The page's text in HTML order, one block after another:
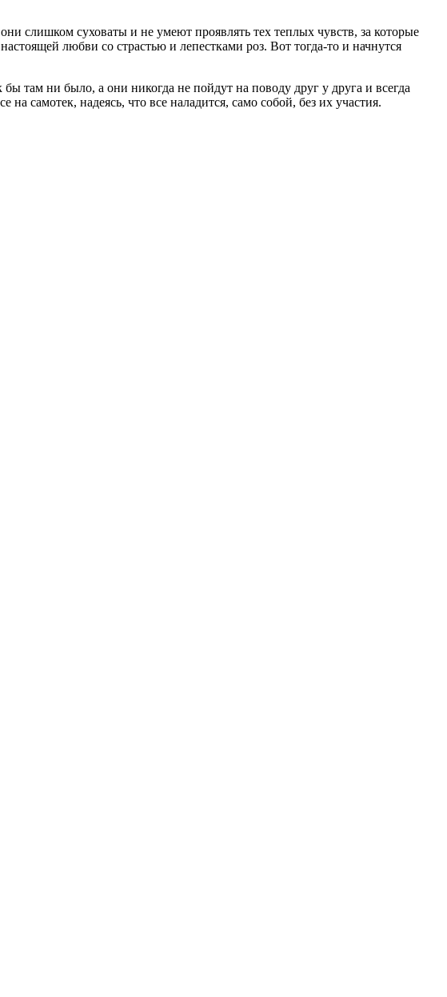
слишком суховаты и не умеют проявлять тех теплых чувств, за которые
любви со страстью и лепестками роз. Вот тогда-то и начнутся
там ни было, а они никогда не пойдут на поводу друг у друга и всегда
самотек, надеясь, что все наладится, само собой, без их участия.